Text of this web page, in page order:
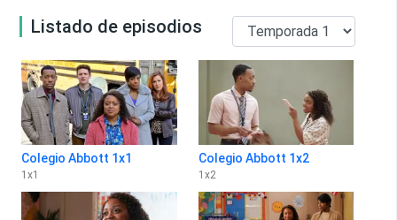
Listado de episodios
Colegio Abbott 1x1
1 x1
Colegio Abbott 1x2
1 x2